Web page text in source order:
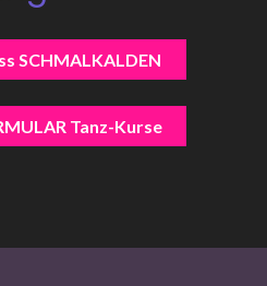
SCHMALKALDEN
Tanz-Kurse